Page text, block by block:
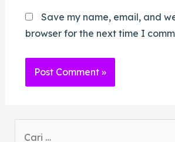
Save my name, email, and
browser for the next time I